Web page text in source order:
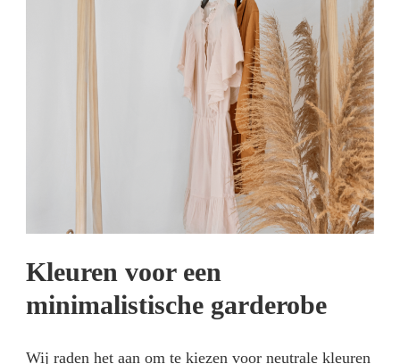
Kleuren voor een
minimalistische garderobe
Wij raden het aan om te kiezen voor neutrale kleuren